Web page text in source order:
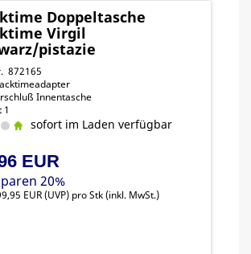
Doppeltasche
Virgil
pistazie
872165
Innentasche
1
sofort im Laden verfügbar
EUR
20%
EUR(UVP) pro Stk (inkl. MwSt.)